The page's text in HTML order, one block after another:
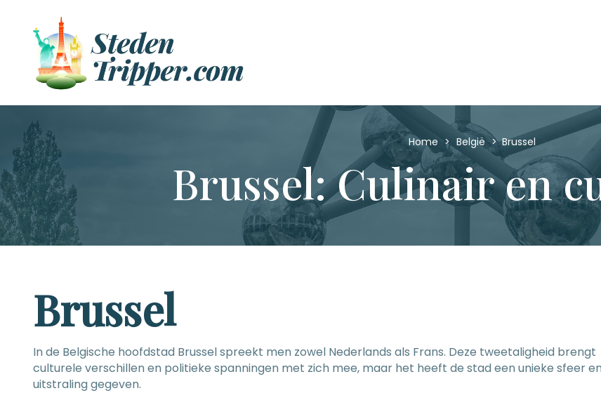
Home > België >Brussel
Brussel: Culinair en
Brussel
In de Belgische hoofdstad Brussel spreekt men zowel Nederlands als Frans. Deze tweetaligheid brengt
culturele verschillen en politieke spanningen met zich mee, maar het heeft de stad een unieke sfeer
uitstraling gegeven.